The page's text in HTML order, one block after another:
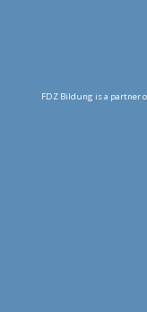
FDZ Bildung is a partner